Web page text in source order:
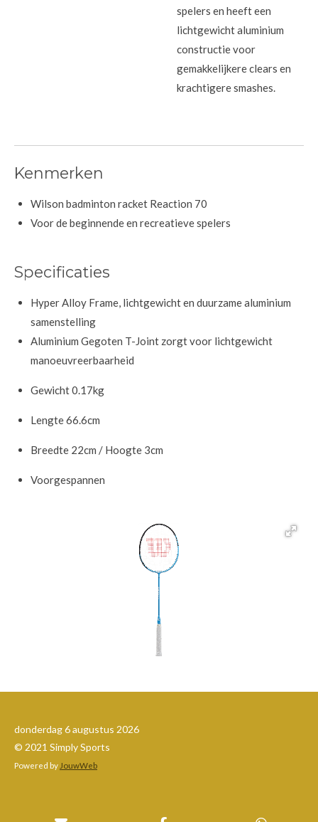
spelers en heeft een
lichtgewicht aluminium
constructie voor
gemakkelijkere clears en
krachtigere smashes.
Kenmerken
Wilson badminton racket Reaction 70
Voor de beginnende en recreatieve spelers
Specificaties
Hyper Alloy Frame, lichtgewicht en duurzame aluminium
samenstelling
Aluminium Gegoten T-Joint zorgt voor lichtgewicht
manoeuvreerbaarheid
Gewicht 0.17kg
Lengte 66.6cm
Breedte 22cm / Hoogte 3cm
Voorgespannen
donderdag 6 augustus 2026
© 2021 Simply Sports
Powered by JouwWeb